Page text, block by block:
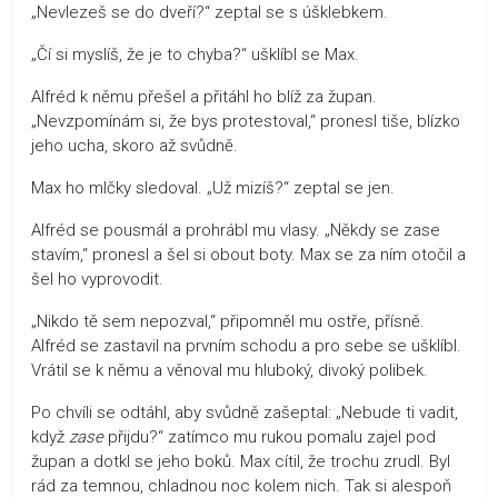
„Nevlezeš se do dveří?“ zeptal se s úšklebkem.
„Čí si myslíš, že je to chyba?“ ušklíbl se Max.
Alfréd k němu přešel a přitáhl ho blíž za župan.
„Nevzpomínám si, že bys protestoval,“ pronesl tiše, blízko
jeho ucha, skoro až svůdně.
Max ho mlčky sledoval. „Už mizíš?“ zeptal se jen.
Alfréd se pousmál a prohrábl mu vlasy. „Někdy se zase
stavím,“ pronesl a šel si obout boty. Max se za ním otočil a
šel ho vyprovodit.
„Nikdo tě sem nepozval,“ připomněl mu ostře, přísně.
Alfréd se zastavil na prvním schodu a pro sebe se ušklíbl.
Vrátil se k němu a věnoval mu hluboký, divoký polibek.
Po chvíli se odtáhl, aby svůdně zašeptal: „Nebude ti vadit,
když zasepřijdu?“ zatímco mu rukou pomalu zajel pod
župan a dotkl se jeho boků. Max cítil, že trochu zrudl. Byl
rád za temnou, chladnou noc kolem nich. Tak si alespoň